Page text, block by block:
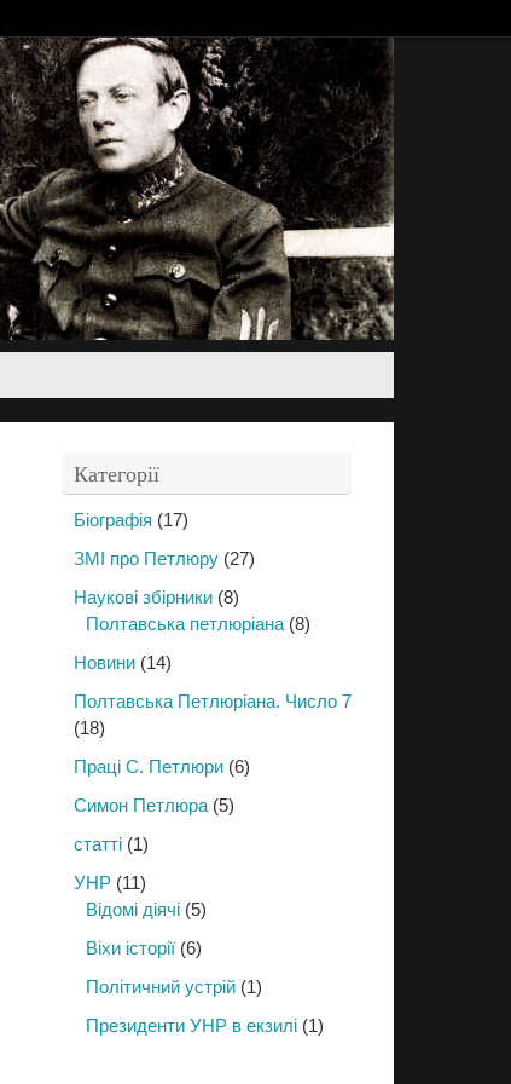
Категорії
Біографія (17)
ЗМІ про Петлюру (27)
Наукові збірники (8)
Полтавська петлюріана (8)
Новини (14)
Полтавська Петлюріана. Число 7
(18)
Праці С. Петлюри (6)
Симон Петлюра (5)
статті (1)
УНР (11)
Відомі діячі (5)
Віхи історії (6)
Політичний устрій (1)
Президенти УНР в екзилі (1)